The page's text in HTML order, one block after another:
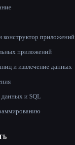
приложений
приложений
и извлечение данных
и SQL